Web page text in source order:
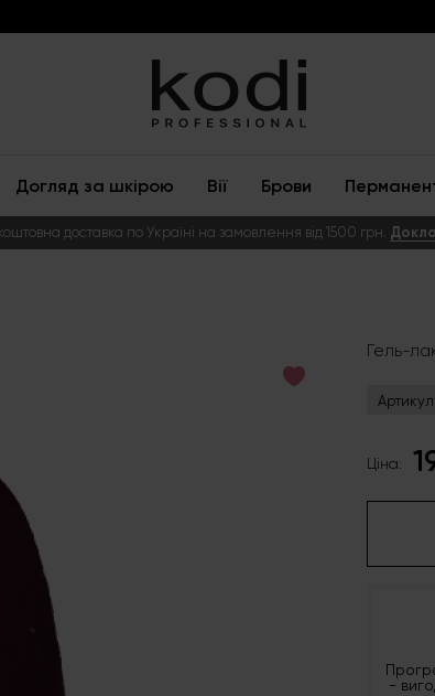
Догляд за шкірою Вії Брови
доставка по Україні на замовлення від 1500 грн.
Гель-
Артикул:
Ціна:
-